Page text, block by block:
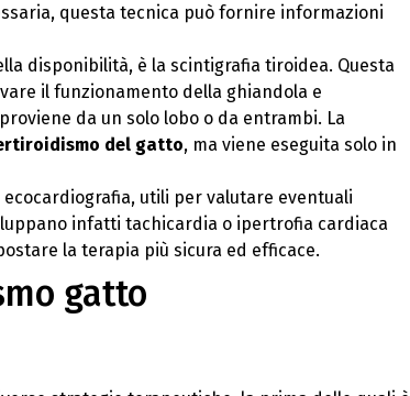
questa tecnica può fornire informazioni
disponibilità, è la scintigrafia tiroidea. Questa
il funzionamento della ghiandola e
da un solo lobo o da entrambi. La
del gatto, ma viene eseguita solo in
utili per valutare eventuali
infatti tachicardia o ipertrofia cardiaca
la terapia più sicura ed efficace.
gatto